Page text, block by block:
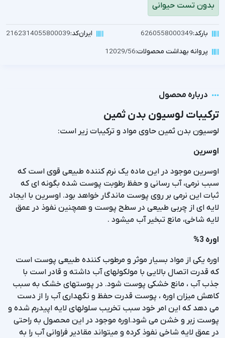
بدون تست حیوانی
بارکد:6260558000349 ایران‌کد:2162314055800039
پروانه بهداشت محصولات:12029/56
درباره محصول
ترکیبات لوسیون بدن ثمین
لوسیون بدن ثمین حاوی مواد و ترکیبات زیر است:
اوسرین
اوسرین موجود در این ماده یک نرم کننده طبیعی قوی است که
سبب نرمی، آب رسانی و حفظ رطوبت پوست شده بگونه ای که
ثبات این نرمی بر روی پوست ماندگار خواهد بود. اوسرین با ایجاد
لایه ای از چربی طبیعی در سطح پوست و همچنین نفوذ در عمق
لایه شاخی، مانع تبخیر آب میشود .
اوره 3%
اوره یکی از مواد بسیار موثر و مرطوب کننده طبیعی پوست است
که قدرت اتصال بالایی با مولکولهای آب داشته و قادر است با
جذب آب ، مانع خشکی پوست شود. در پوستهای خشک به سبب
کاهش میزان اوره ، پوست قدرت حفظ و نگهداری آب را از دست
می دهد که این امر خود سبب تخریب سلولهای لایه اپیدرم شده و
پوست زبر و خشن می شود.اوره موجود در این محصول به راحتی
در عمق لایه شاخی نفوذ کرده و میتواند مقادیر فراوانی آب را به